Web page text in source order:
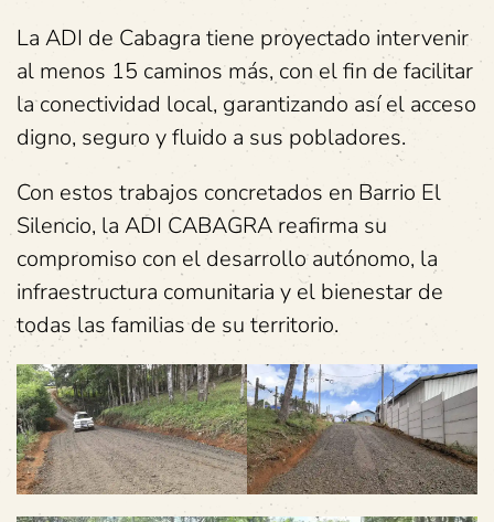
La ADI de Cabagra tiene proyectado intervenir
al menos 15 caminos más, con el fin de facilitar
la conectividad local, garantizando así el acceso
digno, seguro y fluido a sus pobladores.
Con estos trabajos concretados en Barrio El
Silencio, la ADI CABAGRA reafirma su
compromiso con el desarrollo autónomo, la
infraestructura comunitaria y el bienestar de
todas las familias de su territorio.